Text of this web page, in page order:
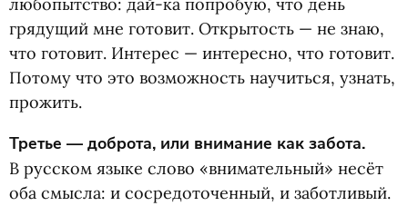
любопытство: дай-ка попробую, что день
грядущий мне готовит. Открытость — не знаю,
что готовит. Интерес — интересно, что готовит.
Потому что это возможность научиться, узнать,
прожить.
Третье — доброта, или внимание как забота.
В русском языке слово «внимательный» несёт
оба смысла: и сосредоточенный, и заботливый.